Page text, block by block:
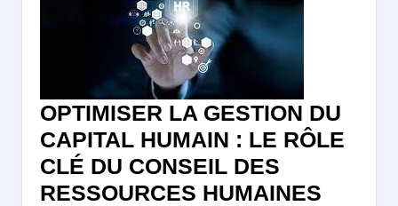
OPTIMISER LA GESTION DU
CAPITAL HUMAIN : LE RÔLE
CLÉ DU CONSEIL DES
RESSOURCES HUMAINES